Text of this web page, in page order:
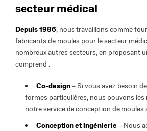
secteur médical
Depuis 1986, nous travaillons comme
fabricants de moules pour le secteur
nombreux autres secteurs, en proposant
comprend :
Co-design – Si vous avez besoin
formes particulières, nous pouvons les
notre service de conception de moules
Conception et ingénierie – Nous